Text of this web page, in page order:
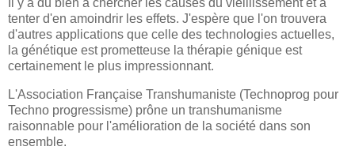
Il y a du bien à chercher les causes du vieillissement et à
tenter d'en amoindrir les effets. J'espère que l'on trouvera
d'autres applications que celle des technologies actuelles,
la génétique est prometteuse la thérapie génique est
certainement le plus impressionnant.
L'Association Française Transhumaniste (Technoprog pour
Techno progressisme) prône un transhumanisme
raisonnable pour l'amélioration de la société dans son
ensemble.